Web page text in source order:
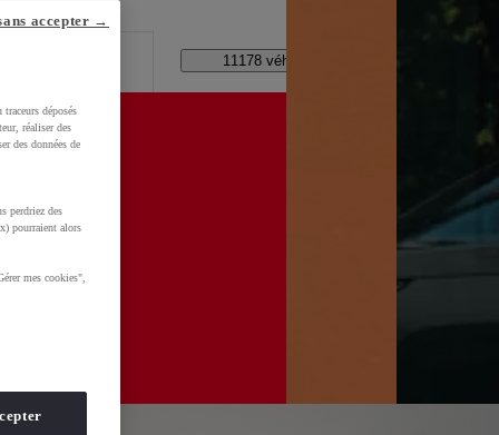
?
11178 véhicules disponibles
vQDFTF17snsOFbnTZOHLLQlQtXfmd-
déposés
réaliser des
des données de
perdriez des
pourraient alors
mes cookies",
accepter →